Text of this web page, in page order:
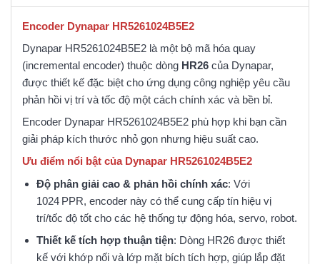
Encoder Dynapar HR5261024B5E2
Dynapar HR5261024B5E2 là một bộ mã hóa quay
(incremental encoder) thuộc dòng HR26 của Dynapar,
được thiết kế đặc biệt cho ứng dụng công nghiệp yêu cầu
phản hồi vị trí và tốc độ một cách chính xác và bền bỉ.
Encoder Dynapar HR5261024B5E2 phù hợp khi bạn cần
giải pháp kích thước nhỏ gọn nhưng hiệu suất cao.
Ưu điểm nổi bật của Dynapar HR5261024B5E2
Độ phân giải cao & phản hồi chính xác: Với
1024 PPR, encoder này có thể cung cấp tín hiệu vị
trí/tốc độ tốt cho các hệ thống tự động hóa, servo, robot.
Thiết kế tích hợp thuận tiện: Dòng HR26 được thiết
kế với khớp nối và lớp mặt bích tích hợp, giúp lắp đặt